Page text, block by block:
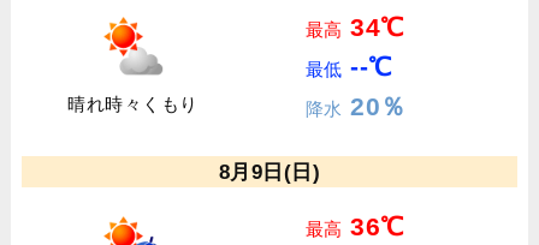
晴れ時々くもり
最高 34℃
最低 --℃
降水 20％
8月9日(日)
最高 36℃